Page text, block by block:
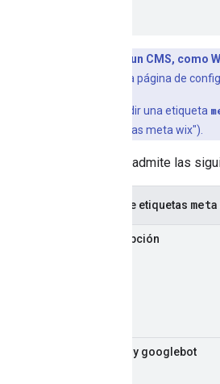
Si utilizas un CMS, como
CMS tenga una página de
Si quieres añadir una etiqueta
"añadir etiquetas meta wix").
Google admite las
Lista de etiquetas meta
descripción
robots y googlebot